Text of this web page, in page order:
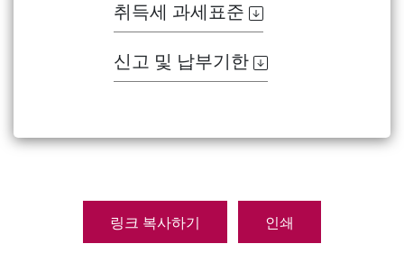
취득세 과세표준
신고 및 납부기한
링크 복사하기 인쇄